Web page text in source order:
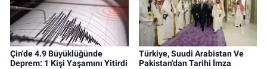
Çin'de 4.9 Büyüklüğünde
Deprem: 1 Kişi Yaşamını Yitirdi
Türkiye, Suudi Arabistan Ve
Pakistan'dan Tarihi İmza